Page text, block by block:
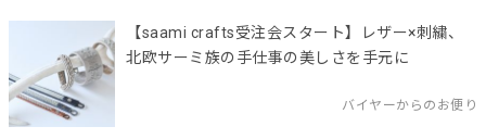
【saami crafts受注会スタート】レザー×刺繍、
北欧サーミ族の手仕事の美しさを手元に
バイヤーからのお便り